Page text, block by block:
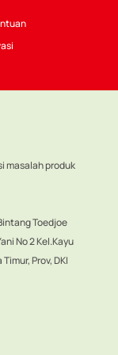
masalah produk
Toedjoe
No 2 Kel.Kayu
Prov, DKI